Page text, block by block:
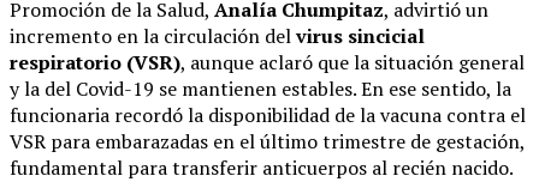
Promoción de la Salud, Analía Chumpitaz, advirtió un
incremento en la circulación delvirus sincicial
respiratorio (VSR), aunque aclaró que la situación general
y la del Covid-19 se mantienen estables. En ese sentido, la
funcionaria recordó la disponibilidad de la vacuna contra el
VSR para embarazadas en el último trimestre de gestación,
fundamental para transferir anticuerpos al recién nacido.